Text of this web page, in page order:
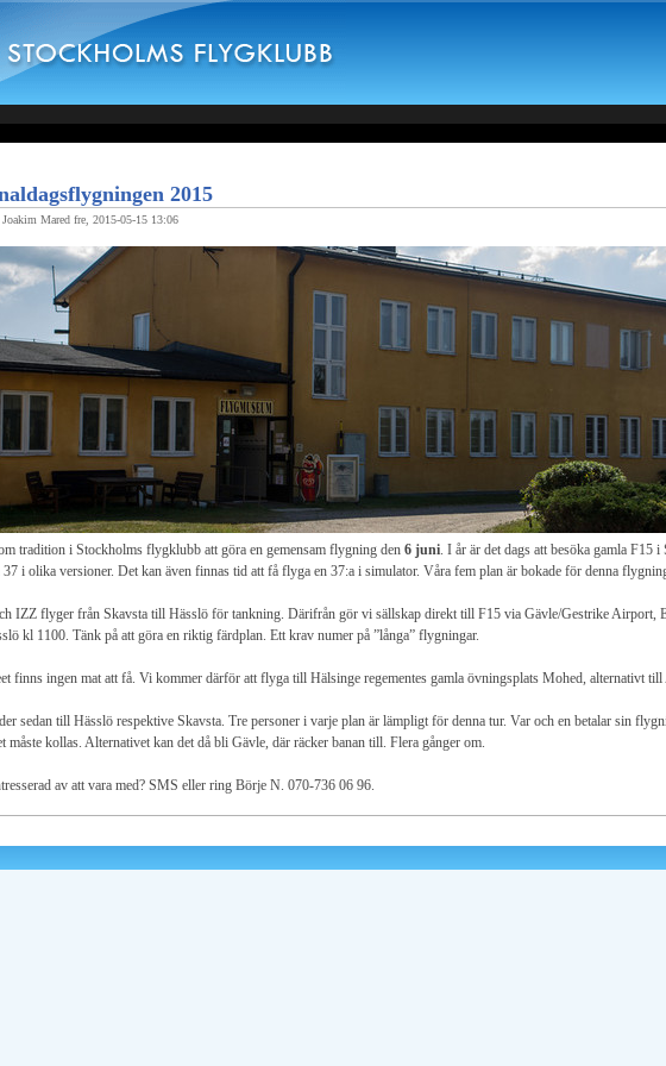
2015
Mared fre, 2015-05-15 13:06
tradition i Stockholms flygklubb att göra en gemensam flygning den 6 juni. I år är det dags att besöka gamla F15
i olika versioner. Det kan även finnas tid att få flyga en 37:a i simulator. Våra fem plan är bokade för denna
IZZ flyger från Skavsta till Hässlö för tankning. Därifrån gör vi sällskap direkt till F15 via Gävle/Gestrike Airport,
kl 1100. Tänk på att göra en riktig färdplan. Ett krav numer på ”långa” flygningar.
finns ingen mat att få. Vi kommer därför att flyga till Hälsinge regementes gamla övningsplats Mohed, alternativt
sedan till Hässlö respektive Skavsta. Tre personer i varje plan är lämpligt för denna tur. Var och en betalar sin
måste kollas. Alternativet kan det då bli Gävle, där räcker banan till. Flera gånger om.
av att vara med? SMS eller ring Börje N. 070-736 06 96.